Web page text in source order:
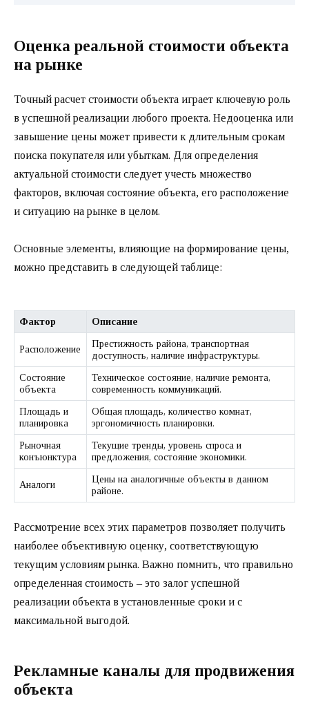
Оценка реальной стоимости объекта
на рынке
Точный расчет стоимости объекта играет ключевую роль
в успешной реализации любого проекта. Недооценка или
завышение цены может привести к длительным срокам
поиска покупателя или убыткам. Для определения
актуальной стоимости следует учесть множество
факторов, включая состояние объекта, его расположение
и ситуацию на рынке в целом.
Основные элементы, влияющие на формирование цены,
можно представить в следующей таблице:
Фактор Описание
Расположение
Престижность района, транспортная
доступность, наличие инфраструктуры.
Состояние
объекта
Техническое состояние, наличие ремонта,
современность коммуникаций.
Площадь и
планировка
Общая площадь, количество комнат,
эргономичность планировки.
Рыночная
конъюнктура
Текущие тренды, уровень спроса и
предложения, состояние экономики.
Аналоги
Цены на аналогичные объекты в данном
районе.
Рассмотрение всех этих параметров позволяет получить
наиболее объективную оценку, соответствующую
текущим условиям рынка. Важно помнить, что правильно
определенная стоимость – это залог успешной
реализации объекта в установленные сроки и с
максимальной выгодой.
Рекламные каналы для продвижения
объекта